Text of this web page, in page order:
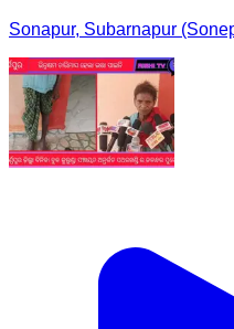
Sonapur, Subarnapur